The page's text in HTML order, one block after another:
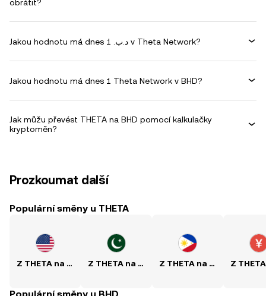
obrátit?
Jakou hodnotu má dnes 1 .د.ب v Theta Network?
Jakou hodnotu má dnes 1 Theta Network v BHD?
Jak můžu převést THETA na BHD pomocí kalkulačky
kryptoměn?
Prozkoumat další
Populární směny u THETA
Z THETA na USD Z THETA na PKR Z THETA na PHP